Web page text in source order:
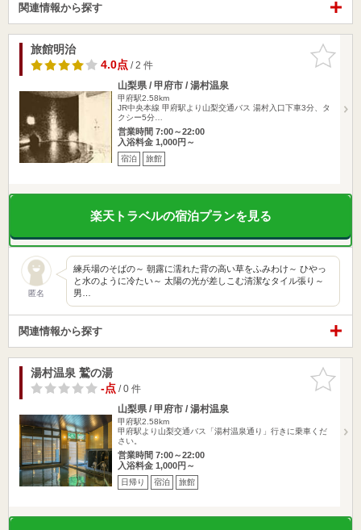
関連情報から探す
お気に入
りに追加
旅館明治
4.0点/ 2 件
山梨県 / 甲府市 / 湯村温泉
甲府駅2.58km
JR中央本線 甲府駅より山梨交通バス 湯村入口下車3分、タ
クシー5分…
営業時間 7:00～22:00
入浴料金 1,000円～
宿泊 旅館
楽天トラベルの宿泊プランを見る
匿名
練兵場のそばの～ 朝露に濡れた背の高い草をふみわけ～ ひやっ
と水のように冷たい～ 太陽の光が差しこむ清潔なタイル張り～
男…
関連情報から探す
お気に入
りに追加
湯村温泉 鷲の湯
-点/ 0 件
山梨県 / 甲府市 / 湯村温泉
甲府駅2.58km
甲府駅より山梨交通バス「湯村温泉通り」行きに乗車くだ
さい。
営業時間 7:00～22:00
入浴料金 1,000円～
日帰り 宿泊 旅館